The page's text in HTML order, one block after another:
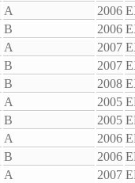
A 2006
B 2006
A 2007
B 2007
B 2008
A 2005
B 2005
A 2006
B 2006
A 2007